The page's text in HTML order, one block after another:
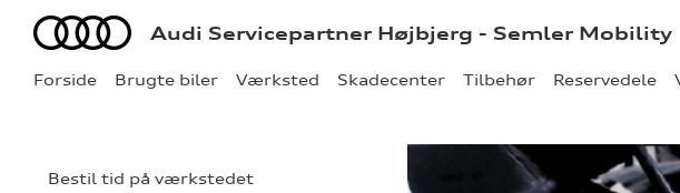
Forside Brugte biler Værksted Skadecenter Tilbehør Reservedele
Audi Audi Servicepartner Højbjerg - Semler Mobility
Bestil tid på værkstedet